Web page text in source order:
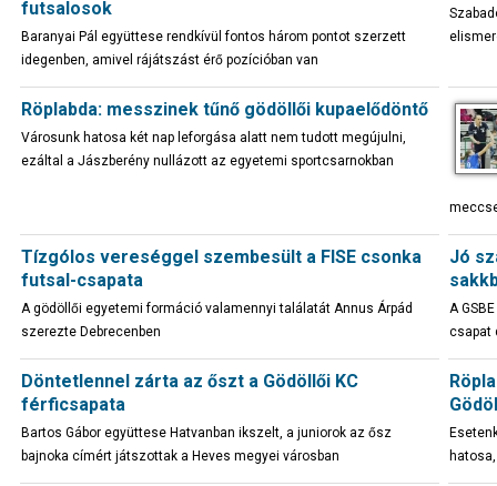
futsalosok
Baranyai Pál együttese rendkívül fontos három pontot szerzett
idegenben, amivel rájátszást érő pozícióban van
Röplabda: messzinek tűnő gödöllői kupaelődöntő
Városunk hatosa két nap leforgása alatt nem tudott megújulni,
ezáltal a Jászberény nullázott az egyetemi sportcsarnokban
Tízgólos vereséggel szembesült a FISE csonka
futsal-csapata
A gödöllői egyetemi formáció valamennyi találatát Annus Árpád
szerezte Debrecenben
Jó
A
csapat
Döntetlennel zárta az őszt a Gödöllői KC
férficsapata
Bartos Gábor együttese Hatvanban ikszelt, a juniorok az ősz
bajnoka címért játszottak a Heves megyei városban